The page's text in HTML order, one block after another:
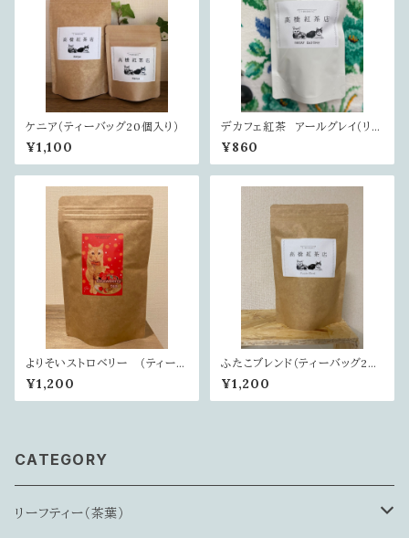
ケニア（ティーバッグ20個入り）
¥1,100
デカフェ紅茶 アールグレイ（リー
フ）
¥860
よりそいストロベリー （ティーバ
ッグ20個入り）
¥1,200
ふたこブレンド（ティーバッグ20
個入）
¥1,200
CATEGORY
リーフティー（茶葉）